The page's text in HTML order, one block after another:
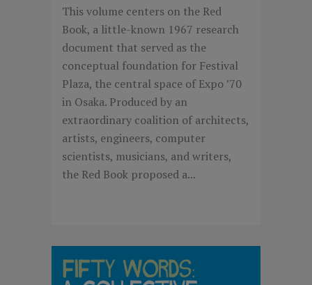
This volume centers on the Red
Book, a little-known 1967 research
document that served as the
conceptual foundation for Festival
Plaza, the central space of Expo ’70
in Osaka. Produced by an
extraordinary coalition of architects,
artists, engineers, computer
scientists, musicians, and writers,
the Red Book proposed a...